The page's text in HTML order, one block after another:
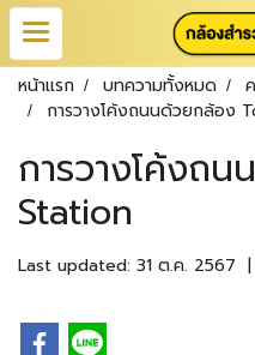
หน้าแรก บทความทั้งหมด
การวางโค้งถนนด้วยกล้อง
การวางโค้งถ
Station
Last updated: 31 ต.ค. 2567 |